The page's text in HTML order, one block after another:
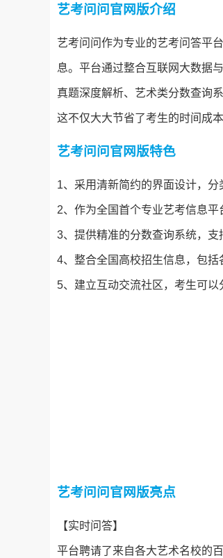
艺考问问官网版介绍
艺考问问作为专业的艺考问答平
息。平台通过整合互联网大数据
真题深度解析、艺术类分数查询
这不仅大大节省了考生的时间成
艺考问问官网版特色
1、采用清新简约的界面设计，分
2、作为全国首个专业艺考信息平
3、提供精准的分数查询系统，支
4、整合全国高校招生信息，包括
5、建立互动交流社区，考生可以
艺考问问官网版亮点
【实时问答】
平台聘请了来自各大艺术名校的